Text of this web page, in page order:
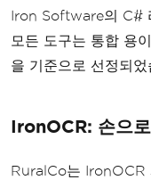
Iron Software의 C#
모든 도구는 통합 용
을 기준으로 선정되었
IronOCR: 손으
RuralCo는 IronOCR